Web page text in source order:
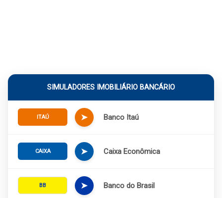
SIMULADORES IMOBILIÁRIO BANCÁRIO
ITAÚ ➤ Banco Itaú
CAIXA ➤ Caixa Econômica
BB ➤ Banco do Brasil